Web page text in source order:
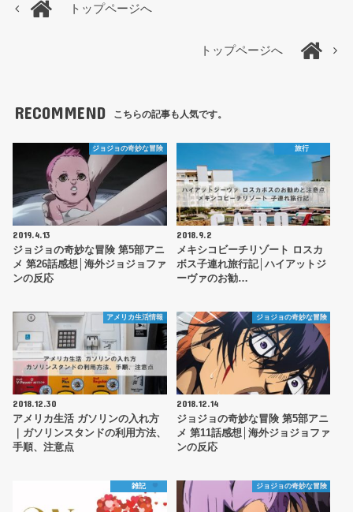
トップページへ
トップページへ
RECOMMEND こちらの記事も人気です。
ジョジョの奇妙な冒険
2019.4.13
ジョジョの奇妙な冒険 第5部アニ
メ 第26話感想│海外ジョジョファ
ンの反応
旅行
2018.9.2
メキシコビーチリゾート ロスカ
ボス子連れ旅行記│ハイアットジ
ーヴァのお勧…
アメリカ生活情報
2018.12.30
アメリカ生活 ガソリンの入れ方
｜ガソリンスタンドの利用方法、
手順、注意点
ジョジョの奇妙な冒険
2018.12.14
ジョジョの奇妙な冒険 第5部アニ
メ 第11話感想│海外ジョジョファ
ンの反応
雑記 ジョジョの奇妙な冒険